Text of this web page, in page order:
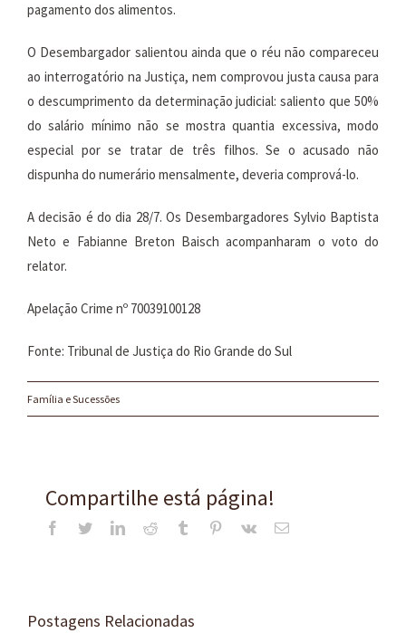
pagamento dos alimentos.
O Desembargador salientou ainda que o réu não compareceu
ao interrogatório na Justiça, nem comprovou justa causa para
o descumprimento da determinação judicial: saliento que 50%
do salário mínimo não se mostra quantia excessiva, modo
especial por se tratar de três filhos. Se o acusado não
dispunha do numerário mensalmente, deveria comprová-lo.
A decisão é do dia 28/7. Os Desembargadores Sylvio Baptista
Neto e Fabianne Breton Baisch acompanharam o voto do
relator.
Apelação Crime nº 70039100128
Fonte: Tribunal de Justiça do Rio Grande do Sul
Família e Sucessões
Compartilhe está página!
Facebook
TwitterLinkedInReddit Tumblr Pinterest
Vk
E-
Postagens Relacionadas